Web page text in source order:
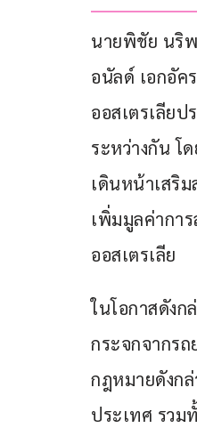
นายพิชัย นริ
อนัลด์ เอกอัค
ออสเตรเลีย
ระหว่างกัน โ
เดินหน้าเสริ
เพิ่มมูลค่ากา
ออสเตรเลีย
ในโอกาสดัง
กระจกจากรถ
กฎหมายดังก
ประเทศ รวม